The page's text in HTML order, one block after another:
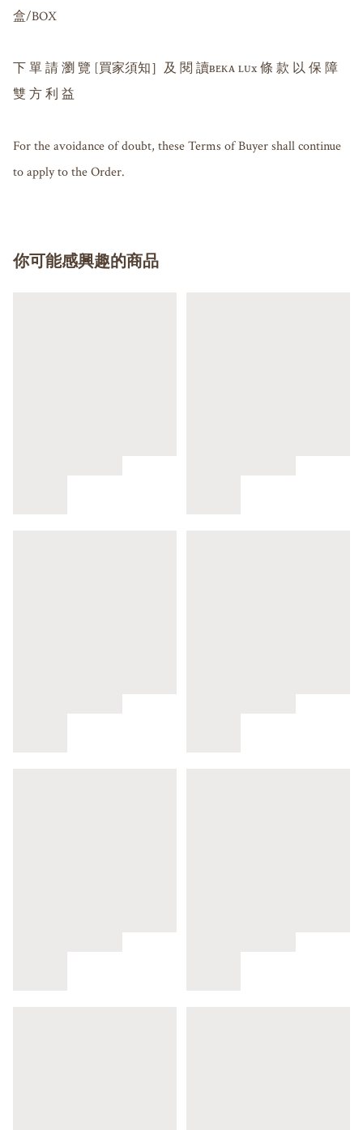
盒/BOX
下 單 請 瀏 覽 [買家須知］及 閱 讀ʙᴇᴋᴀ ʟᴜx 條 款 以 保 障
雙 方 利 益
For the avoidance of doubt, these Terms of Buyer shall continue
to apply to the Order.
你可能感興趣的商品